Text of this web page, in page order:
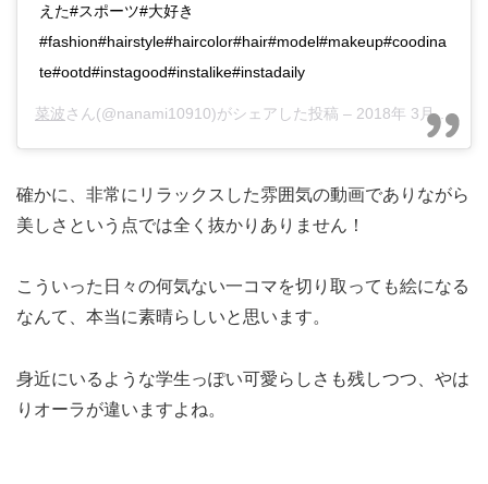
えた#スポーツ#大好き
#fashion#hairstyle#haircolor#hair#model#makeup#coodina
te#ootd#instagood#instalike#instadaily
菜波さん(@nanami10910)がシェアした投稿 – 2018年 3月月21日午前6時50分PDT
確かに、非常にリラックスした雰囲気の動画でありながら
美しさという点では全く抜かりありません！
こういった日々の何気ない一コマを切り取っても絵になる
なんて、本当に素晴らしいと思います。
身近にいるような学生っぽい可愛らしさも残しつつ、やは
りオーラが違いますよね。